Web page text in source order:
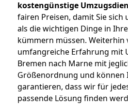
kostengünstige
fairen Preisen, damit Sie sich
als die wichtigen Dinge in
kümmern müssen.
umfangreiche Erfahrung mit
Bremen nach Marne mit
Größenordnung und können
garantieren, dass wir für
passende Lösung finden